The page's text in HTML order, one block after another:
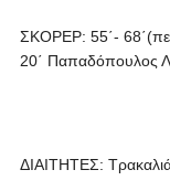
ΣΚΟΡΕΡ: 55΄-
20΄ Παπαδόπουλος
ΔΙΑΙΤΗΤΕΣ: